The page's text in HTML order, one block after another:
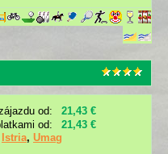
od:
21,43 €
od:
21,43 €
Istria, Umag